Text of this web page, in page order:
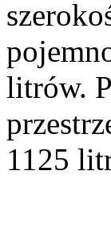
litrów.
1125